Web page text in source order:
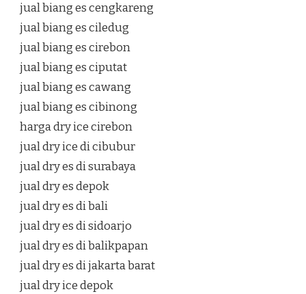
jual biang es cengkareng
jual biang es ciledug
jual biang es cirebon
jual biang es ciputat
jual biang es cawang
jual biang es cibinong
harga dry ice cirebon
jual dry ice di cibubur
jual dry es di surabaya
jual dry es depok
jual dry es di bali
jual dry es di sidoarjo
jual dry es di balikpapan
jual dry es di jakarta barat
jual dry ice depok